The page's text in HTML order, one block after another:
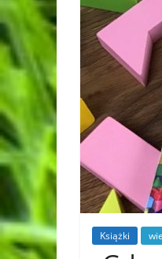
Książki